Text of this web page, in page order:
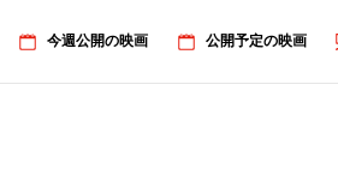
今週公開の映画 公開予定の映画